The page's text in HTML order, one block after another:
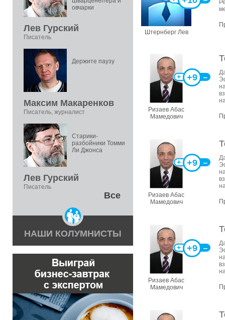
Штернберг Лев
Ризаев Абас
Мамедович
+9
+ ‒
Ризаев Абас
Мамедович
+9
+ ‒
Ризаев Абас
Мамедович
+9
+ ‒
овчарки
Лев Гурский
Писатель
Держите паузу
Максим Макаренков
Писатель, журналист
Старики-
разбойники Томми
Ли Джонса
Лев Гурский
Писатель
Все
НАШИ КОЛУМНИСТЫ